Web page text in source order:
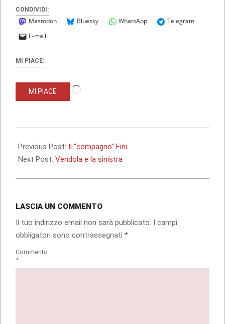
CONDIVIDI:
Mastodon Bluesky WhatsApp
Telegram
E-mail
MI PIACE:
MI PIACE
09-
28
Previous Post: Il “compagno” Fini
Next Post: Vendola e la sinistra
LASCIA UN COMMENTO
Il tuo indirizzo email non sarà pubblicato. I campi
obbligatori sono contrassegnati *
Commento
*